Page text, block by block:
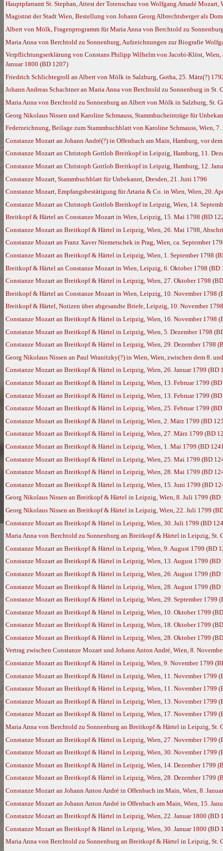
Hauptpfarramt St. Stephan, Attest der Totenschau von Wolfgang Amadé Mozart,
Magistrat der Stadt Wien, Bestellung von Johann Georg Albrechtsberger als
Albert von Mölk, Fragenprogramm für Maria Anna von Berchtold zu
Maria Anna von Berchtold zu Sonnenburg, Aufzeichnungen zur Biografie
Verpflichtungserklärung von Constans Philipp Wilhelm von Jacobi-Klöst,
Januar 1800 (BD 1207)
Friedrich Schlichtegroll an Albert von Mölk in Salzburg, Gotha, 25. März(?)
Johann Andreas Schachtner an Maria Anna von Berchtold zu Sonnenburg in
Maria Anna von Berchtold zu Sonnenburg an Albert von Mölk in Salzburg, St.
Georg Nikolaus Nissen und Karoline Schmauss, Stammbucheinträge für
Federzeichnung, Beilage zum Stammbuchblatt von Karoline Schmauss, Wien,
Constanze Mozart an Johann André(?) in Offenbach am Main, Hamburg, vor
Constanze Mozart an Christoph Gottlob Breitkopf in Leipzig, Hamburg, 11.
Constanze Mozart an Christoph Gottlob Breitkopf in Leipzig, Hamburg, 12.
Constanze Mozart, Stammbuchblatt für Unbekannt, Dresden, 21. Juni 1796
Constanze Mozart, Empfangsbestätigung für Artaria & Co. in Wien, Wien, 20.
Constanze Mozart an Christoph Gottlob Breitkopf in Leipzig, Wien, 14.
Breitkopf & Härtel an Constanze Mozart in Wien, Leipzig, 15. Mai 1798 (BD
Constanze Mozart an Breitkopf & Härtel in Leipzig, Wien, 26. Mai 1798,
Constanze Mozart an Franz Xaver Niemetschek in Prag, Wien, ca. September
Constanze Mozart an Breitkopf & Härtel in Leipzig, Wien, 1. September 1798
Breitkopf & Härtel an Constanze Mozart in Wien, Leipzig, 6. Oktober 1798 (BD
Constanze Mozart an Breitkopf & Härtel in Leipzig, Wien, 27. Oktober 1798
Breitkopf & Härtel an Constanze Mozart in Wien, Leipzig, 10. November 1798
Breitkopf & Härtel, Notizen über abgesandte Briefe, Leipzig, 10. November 1798
Constanze Mozart an Breitkopf & Härtel in Leipzig, Wien, 16. November 1798
Constanze Mozart an Breitkopf & Härtel in Leipzig, Wien, 5. Dezember 1798
Constanze Mozart an Breitkopf & Härtel in Leipzig, Wien, 29. Dezember 1798
Georg Nikolaus Nissen an Paul Wranitzky(?) in Wien, Wien, zwischen dem 8.
Constanze Mozart an Breitkopf & Härtel in Leipzig, Wien, 26. Januar 1799 (BD
Constanze Mozart an Breitkopf & Härtel in Leipzig, Wien, 13. Februar 1799
Constanze Mozart an Breitkopf & Härtel in Leipzig, Wien, 13. Februar 1799
Constanze Mozart an Breitkopf & Härtel in Leipzig, Wien, 25. Februar 1799
Constanze Mozart an Breitkopf & Härtel in Leipzig, Wien, 2. März 1799 (BD
Constanze Mozart an Breitkopf & Härtel in Leipzig, Wien, 27. März 1799 (BD
Constanze Mozart an Breitkopf & Härtel in Leipzig, Wien, 1. Mai 1799 (BD
Constanze Mozart an Breitkopf & Härtel in Leipzig, Wien, 25. Mai 1799 (BD
Constanze Mozart an Breitkopf & Härtel in Leipzig, Wien, 28. Mai 1799 (BD
Constanze Mozart an Breitkopf & Härtel in Leipzig, Wien, 15. Juni 1799 (BD
Georg Nikolaus Nissen an Breitkopf & Härtel in Leipzig, Wien, 8. Juli 1799 (BD
Georg Nikolaus Nissen an Breitkopf & Härtel in Leipzig, Wien, 22. Juli 1799
Constanze Mozart an Breitkopf & Härtel in Leipzig, Wien, 30. Juli 1799 (BD
Maria Anna von Berchtold zu Sonnenburg an Breitkopf & Härtel in Leipzig, St.
Constanze Mozart an Breitkopf & Härtel in Leipzig, Wien, 9. August 1799 (BD
Constanze Mozart an Breitkopf & Härtel in Leipzig, Wien, 13. August 1799 (BD
Constanze Mozart an Breitkopf & Härtel in Leipzig, Wien, 26. August 1799 (BD
Constanze Mozart an Breitkopf & Härtel in Leipzig, Wien, 28. August 1799 (BD
Constanze Mozart an Breitkopf & Härtel in Leipzig, Wien, 29. September 1799
Constanze Mozart an Breitkopf & Härtel in Leipzig, Wien, 10. Oktober 1799
Constanze Mozart an Breitkopf & Härtel in Leipzig, Wien, 18. Oktober 1799
Constanze Mozart an Breitkopf & Härtel in Leipzig, Wien, 28. Oktober 1799
Vertrag zwischen Constanze Mozart und Johann Anton André, Wien, 8.
Constanze Mozart an Breitkopf & Härtel in Leipzig, Wien, 9. November 1799
Constanze Mozart an Breitkopf & Härtel in Leipzig, Wien, 11. November 1799
Constanze Mozart an Breitkopf & Härtel in Leipzig, Wien, 11. November 1799
Constanze Mozart an Breitkopf & Härtel in Leipzig, Wien, 13. November 1799
Constanze Mozart an Breitkopf & Härtel in Leipzig, Wien, 17. November 1799
Maria Anna von Berchtold zu Sonnenburg an Breitkopf & Härtel in Leipzig, St.
Constanze Mozart an Breitkopf & Härtel in Leipzig, Wien, 27. November 1799
Constanze Mozart an Breitkopf & Härtel in Leipzig, Wien, 30. November 1799
Constanze Mozart an Breitkopf & Härtel in Leipzig, Wien, 14. Dezember 1799
Constanze Mozart an Breitkopf & Härtel in Leipzig, Wien, 28. Dezember 1799
Constanze Mozart an Johann Anton André in Offenbach im Main, Wien, 8.
Constanze Mozart an Johann Anton André in Offenbach am Main, Wien, 15.
Constanze Mozart an Breitkopf & Härtel in Leipzig, Wien, 22. Januar 1800 (BD
Constanze Mozart an Breitkopf & Härtel in Leipzig, Wien, 30. Januar 1800 (BD
Maria Anna von Berchtold zu Sonnenburg an Breitkopf & Härtel in Leipzig, St.